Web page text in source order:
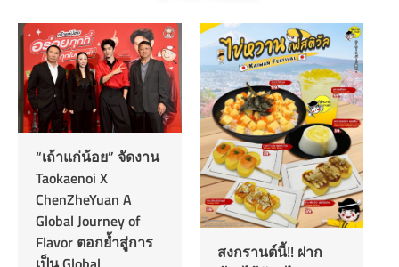
สงกรานต์นี้!! ฝาก
มิตซูบิชิ อีเล็คทริค
รุกตลาดแอร์ส่ง “KA
Series” ชิงแชร์
13,January 2026
No Comments